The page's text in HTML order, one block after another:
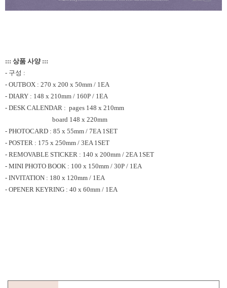
::: 상품 사양 :::
- 구성 :
- OUTBOX : 270 x 200 x 50mm / 1EA
- DIARY : 148 x 210mm / 160P / 1EA
- DESK CALENDAR : pages 148 x 210mm
board 148 x 220mm
- PHOTOCARD : 85 x 55mm / 7EA 1SET
- POSTER : 175 x 250mm / 3EA 1SET
- REMOVABLE STICKER : 140 x 200mm / 2EA 1SET
- MINI PHOTO BOOK : 100 x 150mm / 30P / 1EA
- INVITATION : 180 x 120mm / 1EA
- OPENER KEYRING : 40 x 60mm / 1EA